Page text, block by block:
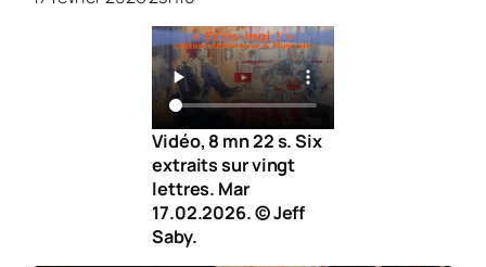
Vidéo, 8 mn 22 s. Six
extraits sur vingt
lettres. Mar
17.02.2026. © Jeff
Saby.